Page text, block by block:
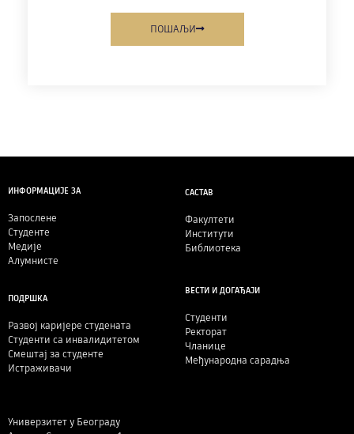
ПОШАЉИ
ИНФОРМАЦИЈЕ ЗА
Запослене
Студенте
Медије
Алумнисте
САСТАВ
Факултети
Институти
Библиотека
ПОДРШКА
Развој каријере студената
Студенти са инвалидитетом
Смештај за студенте
Истраживачи
ВЕСТИ И ДОГАЂАЈИ
Студенти
Ректорат
Чланице
Међународна сарадња
Универзитет у Београду